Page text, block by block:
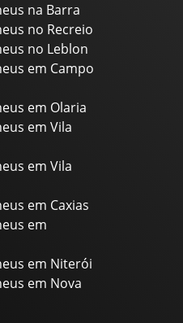
na Barra
no Recreio
no Leblon
em Campo
em Olaria
em Vila
em Vila
em Caxias
em
em Niterói
em Nova